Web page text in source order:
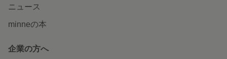
ニュース
minneの本
企業の方へ